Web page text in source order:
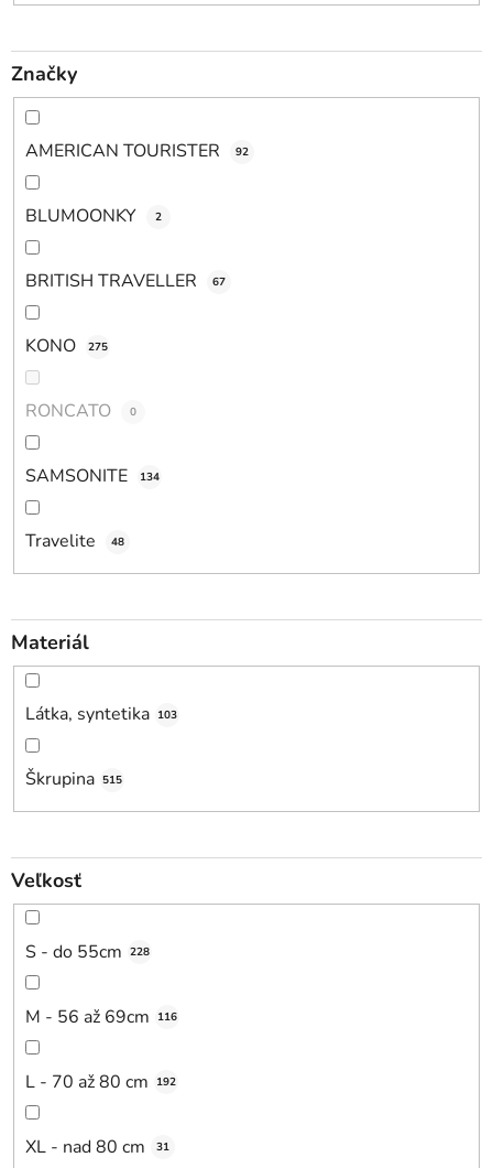
Značky
AMERICAN TOURISTER 92
BLUMOONKY 2
BRITISH TRAVELLER 67
KONO 275
RONCATO 0
SAMSONITE 134
Travelite 48
Materiál
Látka, syntetika 103
Škrupina 515
Veľkosť
S - do 55cm 228
M - 56 až 69cm 116
L - 70 až 80 cm 192
XL - nad 80 cm 31